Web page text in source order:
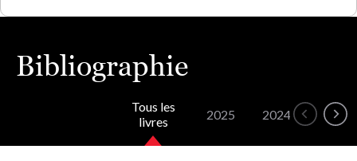
Bibliographie
Tous les
livres
2025 2024 2022